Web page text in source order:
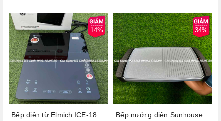
14% 34%
Bếp nướng điện Sunhouse SHD4612, Công suất 1800W, Mặt bếp phủ chống dính cao cấp, Điều khiển núm xoay, Tự ngắt khi quá nhiệt, Bảo hành 12 tháng